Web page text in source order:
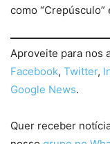
como “Crepúsculo”
Aproveite para nos
Facebook, Twitter,
Google News.
Quer receber